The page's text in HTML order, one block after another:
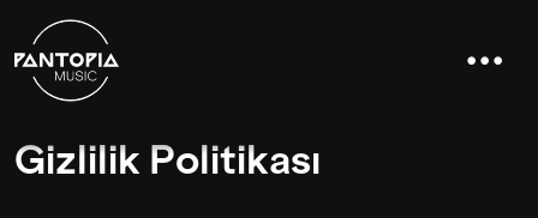
Gizlilik Politikası